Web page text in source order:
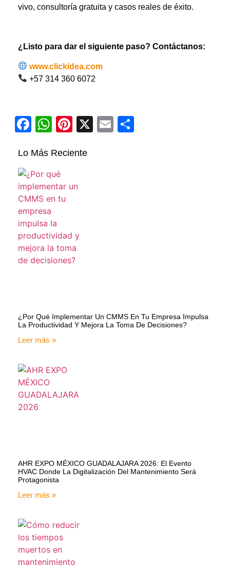
vivo, consultoría gratuita y casos reales de éxito.
¿Listo para dar el siguiente paso? Contáctanos:
www.clickidea.com
+57 314 360 6072
Facebook
WhatsApp
Pinterest
X Email
Lo Más Reciente
¿Por Qué Implementar Un CMMS En Tu Empresa Impulsa
La Productividad Y Mejora La Toma De Decisiones?
Leer más »
AHR EXPO MÉXICO GUADALAJARA 2026: El Evento
HVAC Donde La Digitalización Del Mantenimiento Será
Protagonista
Leer más »